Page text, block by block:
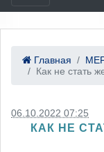
Главная
Как не стать
06.10.2022 07:25
КАК НЕ